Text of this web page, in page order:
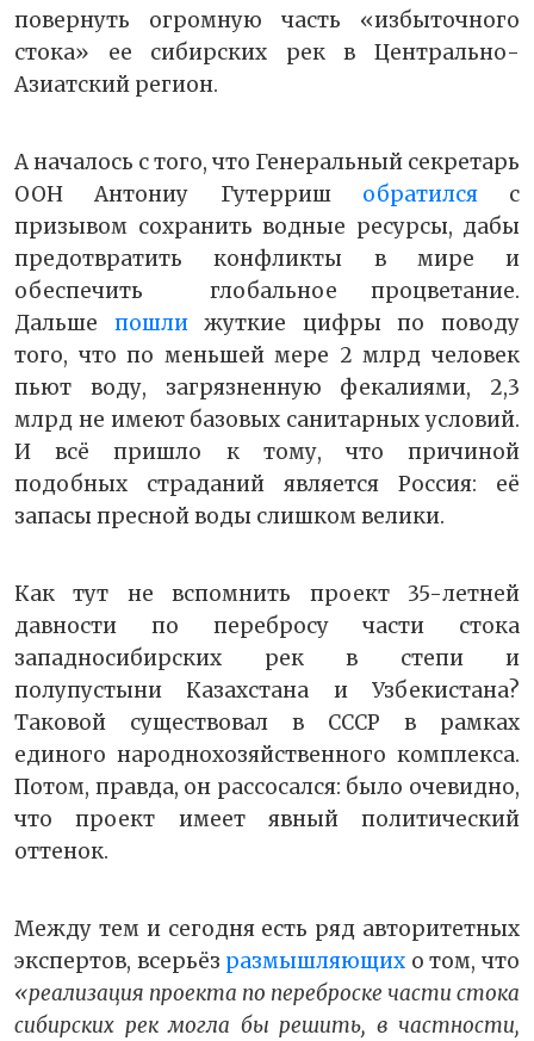
повернуть огромную часть «избыточного
стока» ее сибирских рек в Центрально-
Азиатский регион.
А началось с того, что Генеральный секретарь
ООН Антониу Гутерриш обратилсяс
призывом сохранить водные ресурсы, дабы
предотвратить конфликты в мире и
обеспечить глобальное процветание.
Дальше пошлижуткие цифры по поводу
того, что по меньшей мере 2 млрд человек
пьют воду, загрязненную фекалиями, 2,3
млрд не имеют базовых санитарных условий.
И всё пришло к тому, что причиной
подобных страданий является Россия: её
запасы пресной воды слишком велики.
Как тут не вспомнить проект 35-летней
давности по перебросу части стока
западносибирских рек в степи и
полупустыни Казахстана и Узбекистана?
Таковой существовал в СССР в рамках
единого народнохозяйственного комплекса.
Потом, правда, он рассосался: было очевидно,
что проект имеет явный политический
оттенок.
Между тем и сегодня есть ряд авторитетных
экспертов, всерьёз размышляющих о том, что
«реализация проекта по переброске части стока
сибирских рек могла бы решить, в частности,